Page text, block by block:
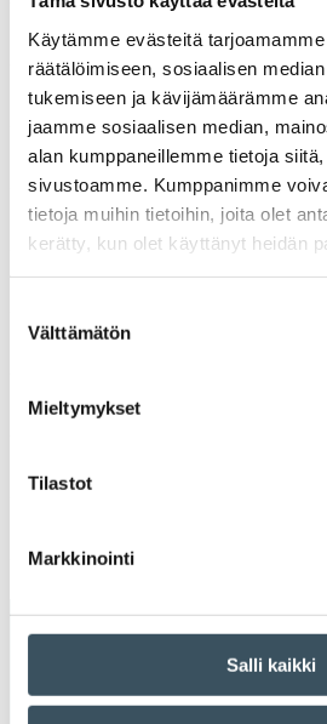
Käytämme evästeitä
räätälöimiseen, sosiaalisen
tukemiseen ja kävijämäärämme
jaamme sosiaalisen median,
alan kumppaneillemme tietoja
sivustoamme. Kumppanimme
tietoja muihin tietoihin, joita olet
kerätty, kun olet käyttänyt heidän
valinta
Välttämätön
Mieltymykset
Tilastot
Markkinointi
Salli kaikki
2025
2024
2023
2022
2021
2020
2019
Avainsanat
alv arvonlisävero